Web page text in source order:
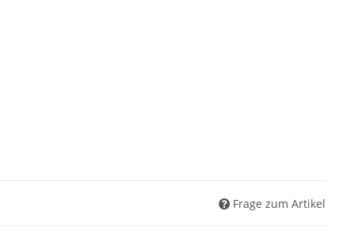
Frage zum Artikel